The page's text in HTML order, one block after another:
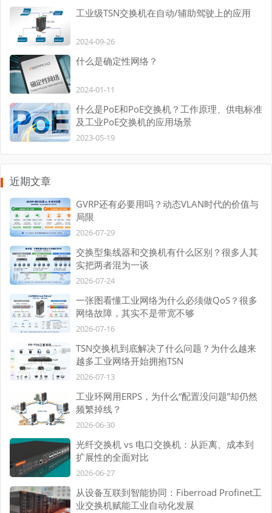
工业级TSN交换机在自动/辅助驾驶上的应用
2024-09-26
什么是确定性网络？
2024-01-11
什么是PoE和PoE交换机？工作原理、供电标准
及工业PoE交换机的应用场景
2023-05-19
近期文章
GVRP还有必要用吗？动态VLAN时代的价值与
局限
2026-07-29
交换型集线器和交换机有什么区别？很多人其
实把两者混为一谈
2026-07-24
一张图看懂工业网络为什么必须做QoS？很多
网络故障，其实不是带宽不够
2026-07-16
TSN交换机到底解决了什么问题？为什么越来
越多工业网络开始拥抱TSN
2026-07-13
工业环网用ERPS，为什么“配置没问题”却仍然
频繁掉线？
2026-06-30
光纤交换机 vs 电口交换机：从距离、成本到
扩展性的全面对比
2026-06-27
从设备互联到智能协同：Fiberroad Profinet工
业交换机赋能工业自动化发展